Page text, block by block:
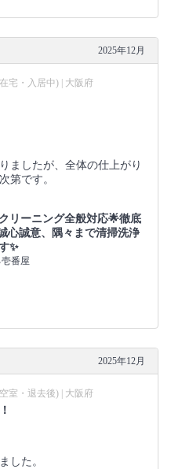
2025年12月
宅・入居中) | 大阪府
ましたが、全体の仕上がり
第です。
リーニング全般対応🌟徹底
心誠意、隅々まで清掃洗浄
✨
番屋
2025年12月
室・退去後) | 大阪府
した。